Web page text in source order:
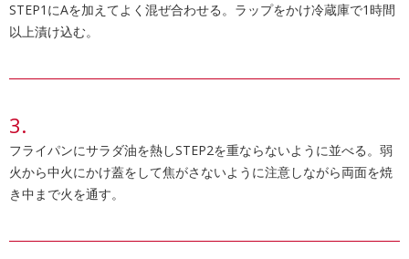
STEP1にAを加えてよく混ぜ合わせる。ラップをかけ冷蔵庫で1時間
以上漬け込む。
フライパンにサラダ油を熱しSTEP2を重ならないように並べる。弱
火から中火にかけ蓋をして焦がさないように注意しながら両面を焼
き中まで火を通す。